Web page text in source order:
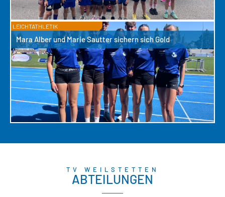
LEICHTATHLETIK
Mara Alber und Marie Sautter sichern sich Gold
TV WEILSTETTEN
ABTEILUNGEN